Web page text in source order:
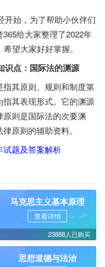
开始，为了帮助小伙伴们
给大家整理了2022年
望大家好好掌握。
识点：国际法的渊源
其原则、规则和制度第
其表现形式。它的渊源
则是国际法的次要渊
原则的辅助资料。
试题及答案解析
马克思主义基本原理
查看详情
23888人已购买
思想道德与法治